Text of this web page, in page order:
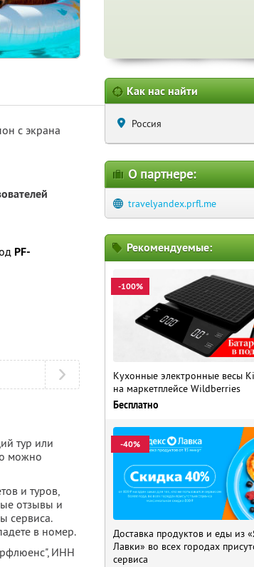
с экрана
PF-
тур или
можно
и туров,
отзывы и
сервиса.
в номер.
ИНН
Как нас найти
Россия
О партнере:
travelyandex.prfl.me
Рекомендуемые:
-100%
Кухонные электронные весы
на маркетплейсе Wildberries
Бесплатно
-40%
Доставка продуктов и еды из
Лавки» во всех городах
сервиса